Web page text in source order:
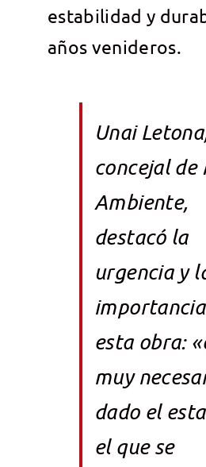
estabilidad y
años venideros.
Unai
concejal de
Ambiente,
destacó la
urgencia y
esta obra:
muy
dado el
el que se